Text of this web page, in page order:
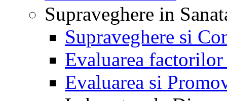
Supraveghere in
Supraveghere si
Evaluarea
Evaluarea si